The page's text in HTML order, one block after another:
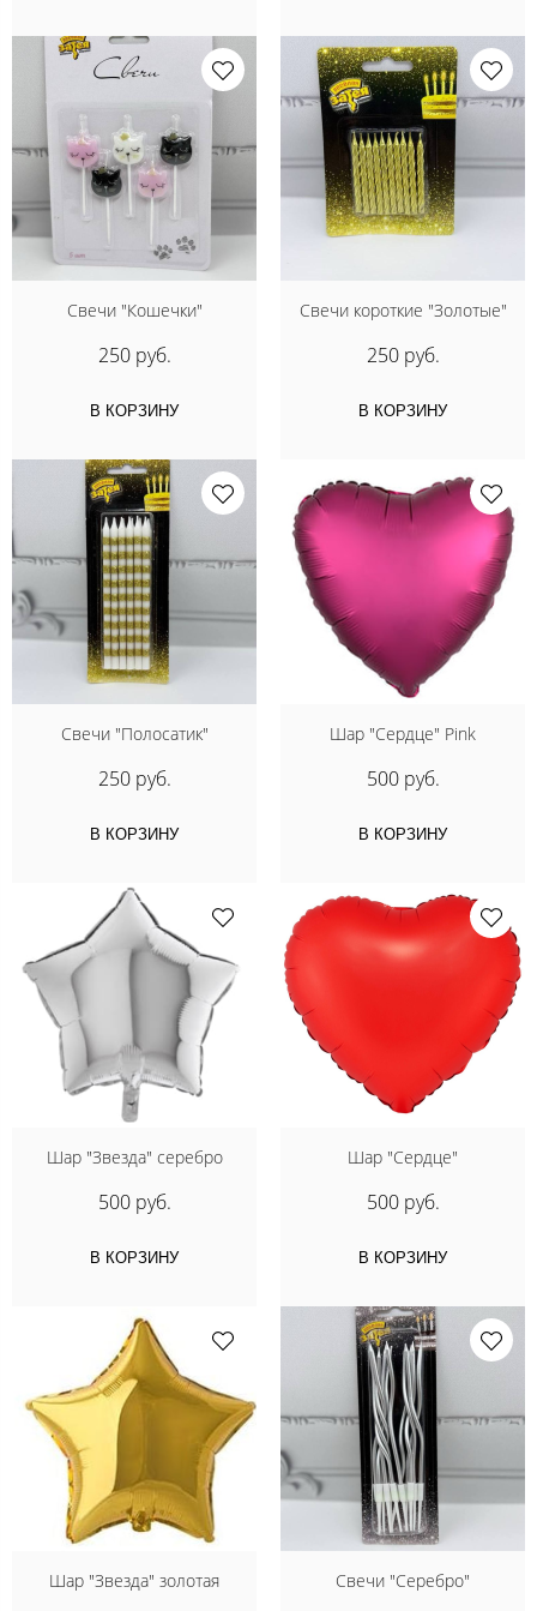
Свечи "Кошечки"
250 руб.
В КОРЗИНУ
Свечи короткие "Золотые"
250 руб.
В КОРЗИНУ
Свечи "Полосатик"
250 руб.
В КОРЗИНУ
Шар "Сердце" Pink
500 руб.
В КОРЗИНУ
Шар "Звезда" серебро
500 руб.
В КОРЗИНУ
Шар "Сердце"
500 руб.
В КОРЗИНУ
Шар "Звезда" золотая Свечи "Серебро"